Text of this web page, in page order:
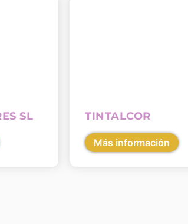
SL TINTALCOR
Más información